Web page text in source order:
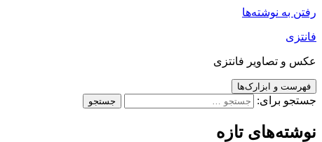
رفتن به نوشته‌ها
فانتزی
عکس و تصاویر فانتزی
فهرست و ابزارک‌ها
جستجو برای:
نوشته‌های تازه